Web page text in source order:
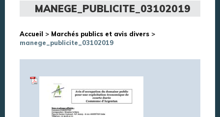
MANEGE_PUBLICITE_03102019
Accueil > Marchés publics et avis divers >
manege_publicite_03102019